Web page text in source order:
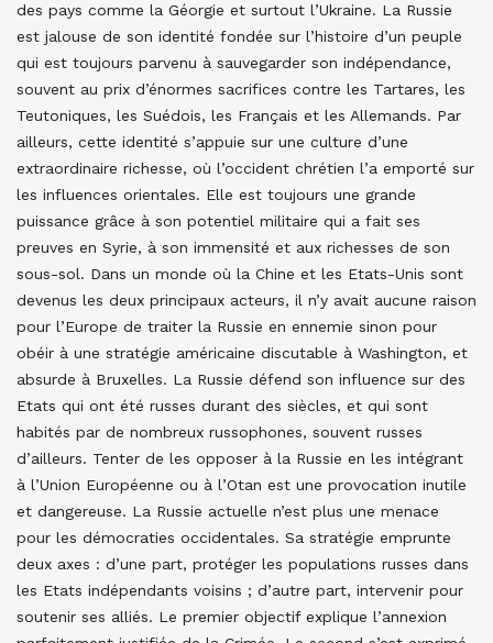
des pays comme la Géorgie et surtout l’Ukraine. La Russie
est jalouse de son identité fondée sur l’histoire d’un peuple
qui est toujours parvenu à sauvegarder son indépendance,
souvent au prix d’énormes sacrifices contre les Tartares, les
Teutoniques, les Suédois, les Français et les Allemands. Par
ailleurs, cette identité s’appuie sur une culture d’une
extraordinaire richesse, où l’occident chrétien l’a emporté sur
les influences orientales. Elle est toujours une grande
puissance grâce à son potentiel militaire qui a fait ses
preuves en Syrie, à son immensité et aux richesses de son
sous-sol. Dans un monde où la Chine et les Etats-Unis sont
devenus les deux principaux acteurs, il n’y avait aucune raison
pour l’Europe de traiter la Russie en ennemie sinon pour
obéir à une stratégie américaine discutable à Washington, et
absurde à Bruxelles. La Russie défend son influence sur des
Etats qui ont été russes durant des siècles, et qui sont
habités par de nombreux russophones, souvent russes
d’ailleurs. Tenter de les opposer à la Russie en les intégrant
à l’Union Européenne ou à l’Otan est une provocation inutile
et dangereuse. La Russie actuelle n’est plus une menace
pour les démocraties occidentales. Sa stratégie emprunte
deux axes : d’une part, protéger les populations russes dans
les Etats indépendants voisins ; d’autre part, intervenir pour
soutenir ses alliés. Le premier objectif explique l’annexion